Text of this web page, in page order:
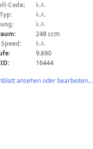
Code:
k.A.
k.A.
k.A.
248 ccm
k.A.
9.690
16444
ansehen oder bearbeiten...